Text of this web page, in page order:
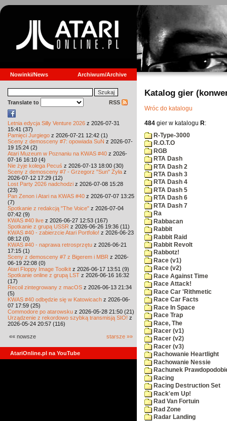
Nowinki/News Archiwum/Archive
Translate to RSS
Letnia edycja Silly Venture 2026 z 2026-07-31
15:41 (37)
Pamięci Jurgiego z 2026-07-21 12:42 (1)
Sceny z demosceny #7: opowiada SuN z 2026-07-
19 15:24 (2)
Atari Muzeum w Poznaniu na KWAS #40 z 2026-
07-16 16:10 (4)
Nie żyje kolega Pecuś z 2026-07-13 18:00 (30)
Sceny z demosceny #7 - Grzegorz "Sun" Żyła z
2026-07-12 17:29 (12)
Lost Party 2026 nadchodzi z 2026-07-08 15:28
(23)
Pan Zenon i Atari na KWAS #40 z 2026-07-07 13:25
(7)
Spotkanie z redakcją "The Voice" z 2026-07-04
07:42 (9)
KWAS #40 live z 2026-06-27 12:53 (167)
Spotkanie z grupą USSR z 2026-06-26 19:36 (11)
KWAS #40 - zabierzcie Atari Portfolio! z 2026-06-23
08:12 (0)
KWAS #40 - naprawa retrosprzętu z 2026-06-21
17:15 (1)
Sceny z demosceny #7 z Bigerem i MBR z 2026-
06-19 22:08 (0)
Atari Floppy Image Toolkit z 2026-06-17 13:51 (9)
Spotkanie online z grupą LST z 2026-06-16 16:32
(17)
Recoil zintegrowany z macOS z 2026-06-13 21:34
(5)
KWAS #40 odbędzie się w Katowicach z 2026-06-
07 17:59 (25)
Commodore po atarowsku z 2026-05-28 21:50 (21)
Urządzenie z rekordowo szybką transmisją SIO! z
2026-05-24 20:57 (116)
«« nowsze starsze »»
AtariOnline.pl na YouTube
Katalog gier
Wróc do katalogu
484 gier w katalogu R:
R-Type-3000
R.O.T.O
RGB
RTA Dash
RTA Dash 2
RTA Dash 3
RTA Dash 4
RTA Dash 5
RTA Dash 6
RTA Dash 7
Ra
Rabbacan
Rabbit
Rabbit Raid
Rabbit Revolt
Rabbotz!
Race (v1)
Race (v2)
Race Against Time
Race Attack!
Race Car 'Rithmetic
Race Car Facts
Race In Space
Race Trap
Race, The
Racer (v1)
Racer (v2)
Racer (v3)
Rachowanie Heartlight
Rachowanie Nessie
Rachunek
Racing
Racing Destruction Set
Rack'em Up!
Rad Van Fortuin
Rad Zone
Radar Landing